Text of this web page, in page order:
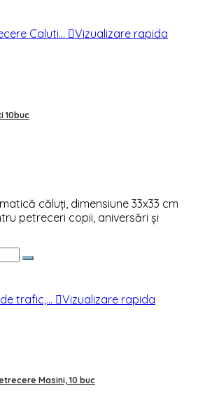
Vizualizare rapida
10buc
căluți, dimensiune 33x33 cm
petreceri copii, aniversări și
Vizualizare rapida
Masini, 10 buc